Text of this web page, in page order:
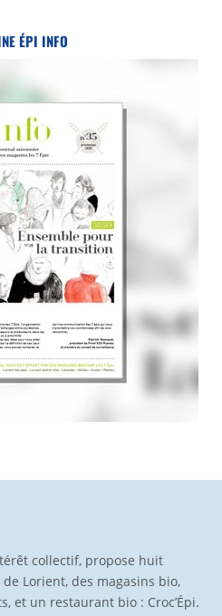
ÉPI INFO
collectif, propose huit
Lorient, des magasins bio,
et un restaurant bio : Croc’Épi.